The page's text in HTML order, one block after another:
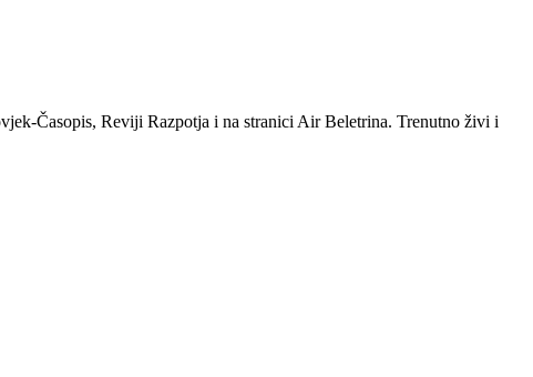
Časopis, Reviji Razpotja i na stranici Air Beletrina. Trenutno živi i